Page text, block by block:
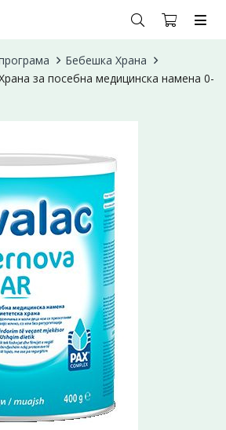
Бебешка Храна
за посебна медицинска намена 0-